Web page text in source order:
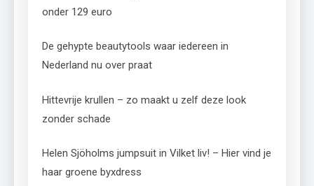
onder 129 euro
De gehypte beautytools waar iedereen in
Nederland nu over praat
Hittevrije krullen – zo maakt u zelf deze look
zonder schade
Helen Sjöholms jumpsuit in Vilket liv! – Hier vind je
haar groene byxdress